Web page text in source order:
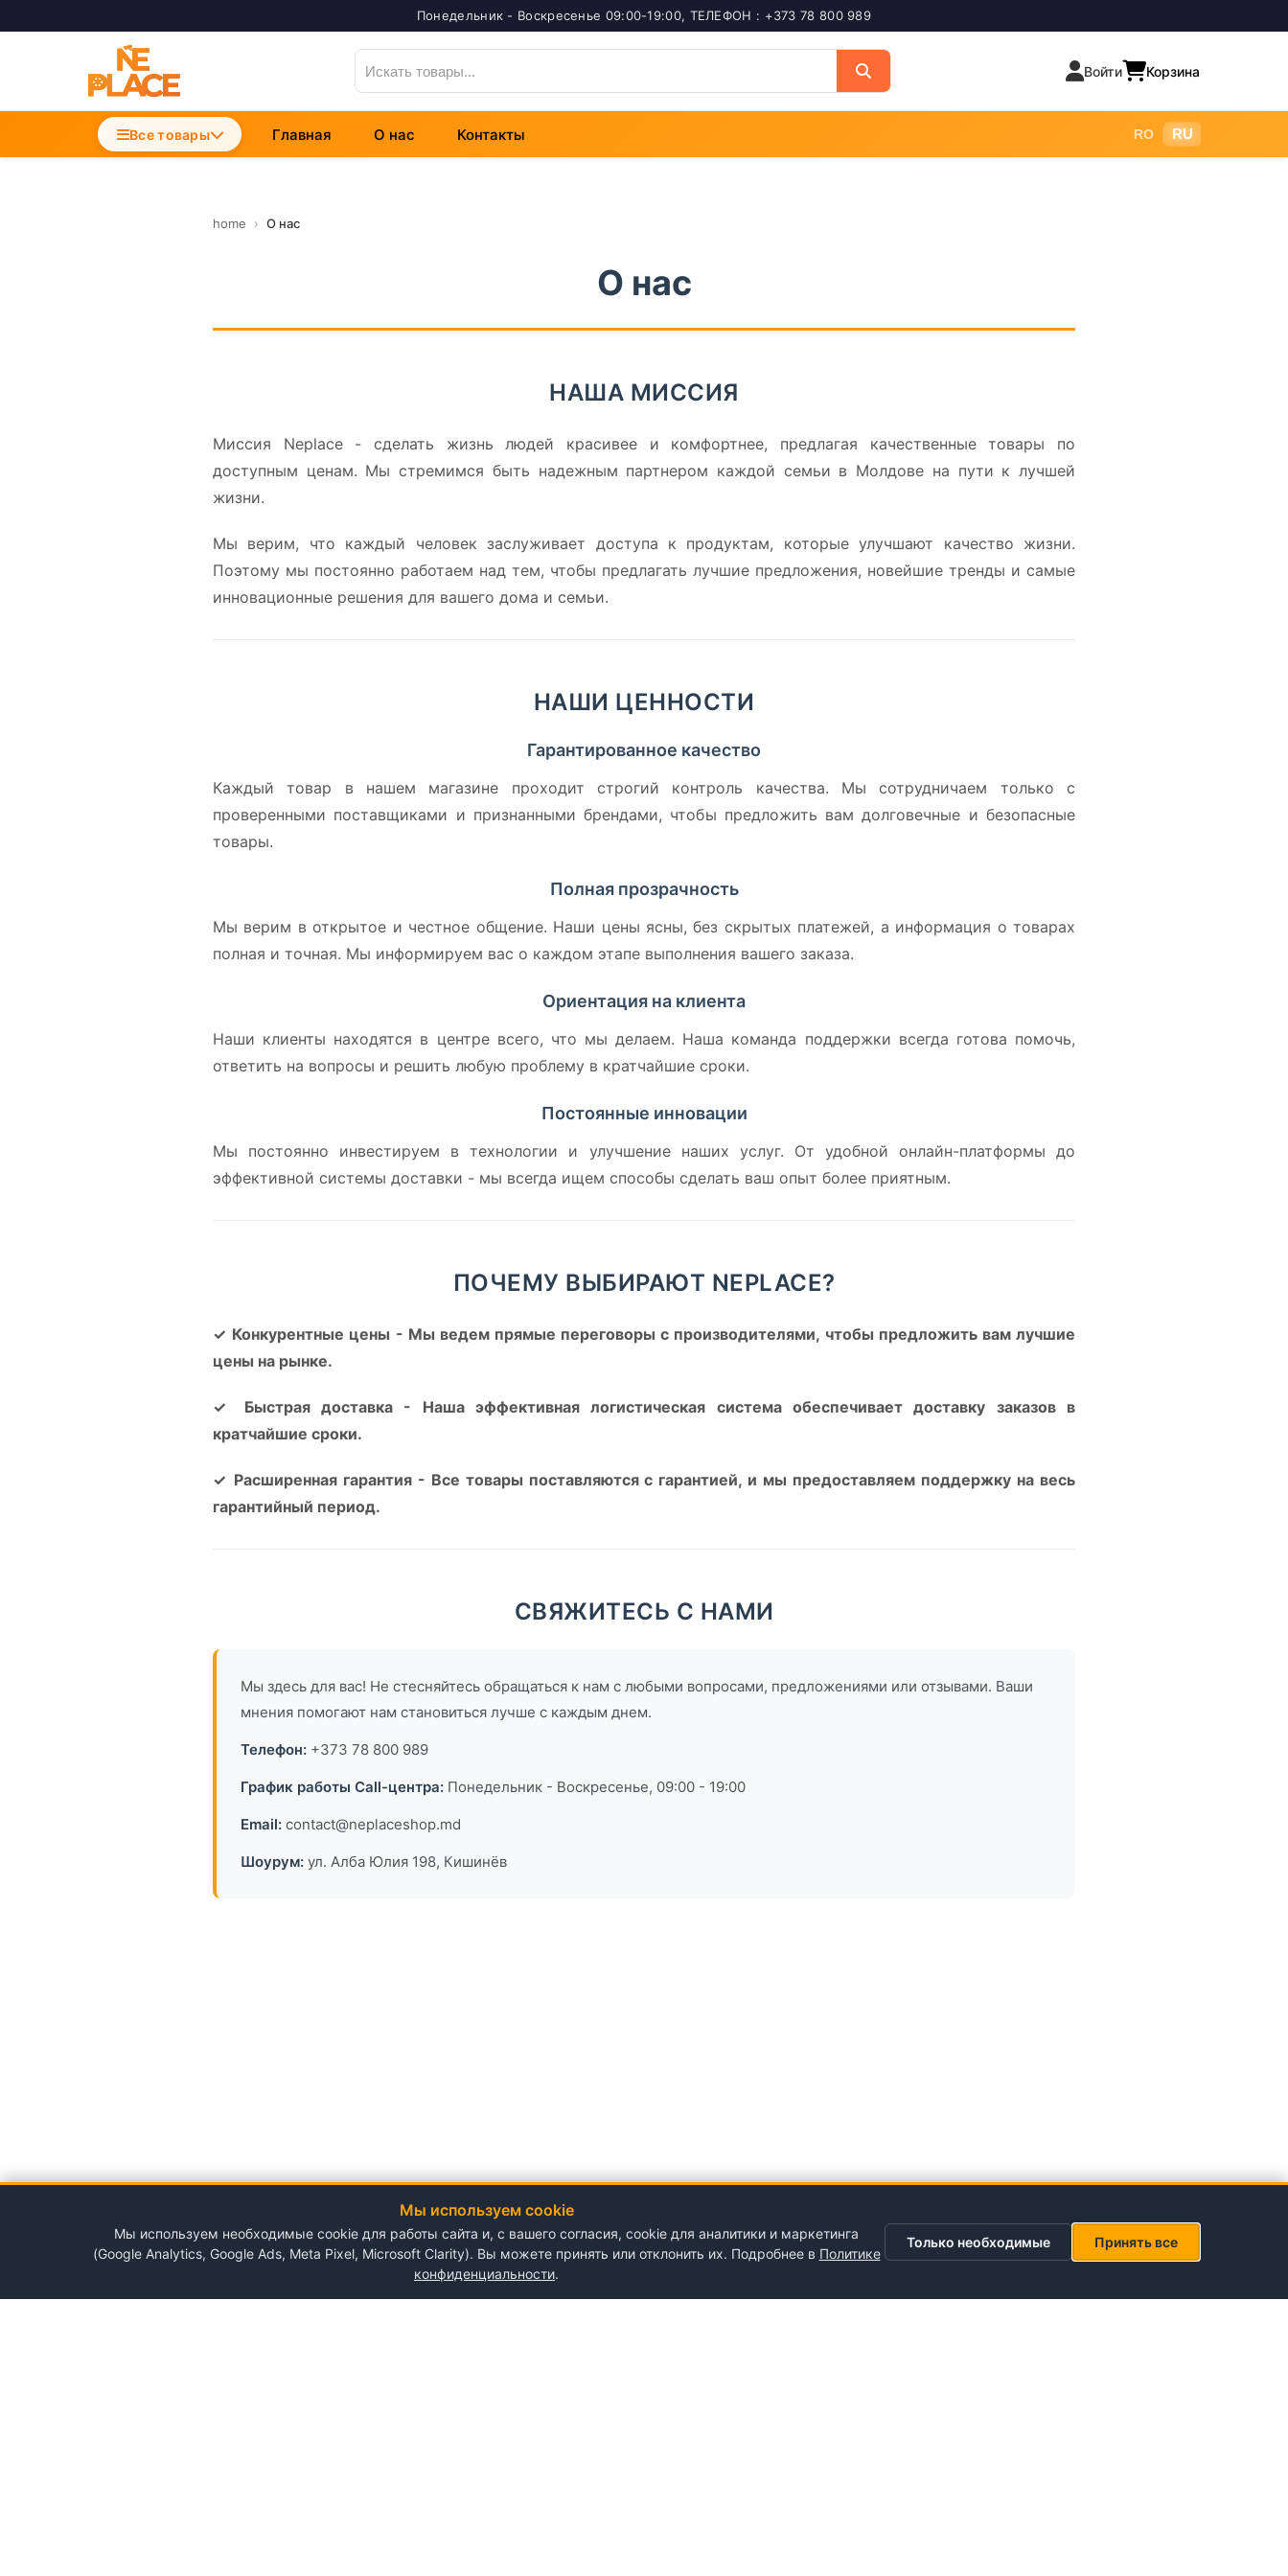
Мы используем cookie
Мы используем необходимые cookie для работы сайта и, с вашего согласия, cookie для аналитики и маркетинга
(Google Analytics, Google Ads, Meta Pixel, Microsoft Clarity). Вы можете принять или отклонить их. Подробнее в Политике
конфиденциальности.
Только необходимые Принять все
Понедельник - Воскресенье 09:00-19:00, ТЕЛЕФОН : +373 78 800 989
Войти Корзина
Accesorii Telefoane
Incarcatoare Telefon
Все товары Главная О нас Контакты RO RU
home › О нас
О нас
НАША МИССИЯ
Миссия Neplace - сделать жизнь людей красивее и комфортнее, предлагая качественные товары по
доступным ценам. Мы стремимся быть надежным партнером каждой семьи в Молдове на пути к лучшей
жизни.
Мы верим, что каждый человек заслуживает доступа к продуктам, которые улучшают качество жизни.
Поэтому мы постоянно работаем над тем, чтобы предлагать лучшие предложения, новейшие тренды и самые
инновационные решения для вашего дома и семьи.
НАШИ ЦЕННОСТИ
Гарантированное качество
Каждый товар в нашем магазине проходит строгий контроль качества. Мы сотрудничаем только с
проверенными поставщиками и признанными брендами, чтобы предложить вам долговечные и безопасные
товары.
Полная прозрачность
Мы верим в открытое и честное общение. Наши цены ясны, без скрытых платежей, а информация о товарах
полная и точная. Мы информируем вас о каждом этапе выполнения вашего заказа.
Ориентация на клиента
Наши клиенты находятся в центре всего, что мы делаем. Наша команда поддержки всегда готова помочь,
ответить на вопросы и решить любую проблему в кратчайшие сроки.
Постоянные инновации
Мы постоянно инвестируем в технологии и улучшение наших услуг. От удобной онлайн-платформы до
эффективной системы доставки - мы всегда ищем способы сделать ваш опыт более приятным.
ПОЧЕМУ ВЫБИРАЮТ NEPLACE?
✓ Конкурентные цены - Мы ведем прямые переговоры с производителями, чтобы предложить вам лучшие
цены на рынке.
✓ Быстрая доставка - Наша эффективная логистическая система обеспечивает доставку заказов в
кратчайшие сроки.
✓ Расширенная гарантия - Все товары поставляются с гарантией, и мы предоставляем поддержку на весь
гарантийный период.
СВЯЖИТЕСЬ С НАМИ
Мы здесь для вас! Не стесняйтесь обращаться к нам с любыми вопросами, предложениями или отзывами. Ваши
мнения помогают нам становиться лучше с каждым днем.
Телефон: +373 78 800 989
График работы Call-центра: Понедельник - Воскресенье, 09:00 - 19:00
Email: contact@neplaceshop.md
Шоурум: ул. Алба Юлия 198, Кишинёв